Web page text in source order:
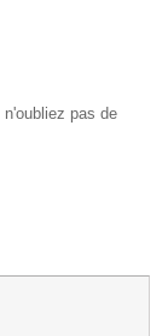
n'oubliez pas de